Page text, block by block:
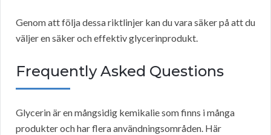
Genom att följa dessa riktlinjer kan du vara säker på att du
väljer en säker och effektiv glycerinprodukt.
Frequently Asked Questions
Glycerin är en mångsidig kemikalie som finns i många
produkter och har flera användningsområden. Här